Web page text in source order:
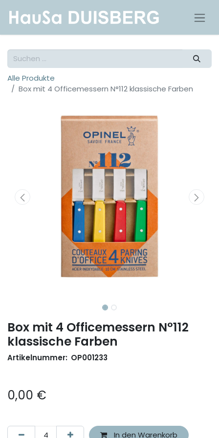
Alle Produkte
Box mit 4 Officemessern N°112 klassische Farben
Box mit 4 Officemessern N°112
klassische Farben
Artikelnummer: OP001233
0,00 €
In den Warenkorb